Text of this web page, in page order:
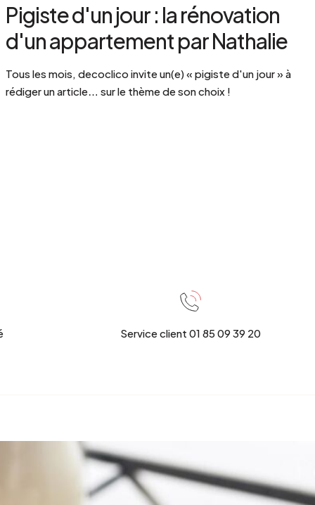
Pigiste d'un jour : la rénovation
d'un appartement par Nathalie
Tous les mois, decoclico invite un(e) « pigiste d'un jour » à
rédiger un article… sur le thème de son choix !
Service client 01 85 09 39 20